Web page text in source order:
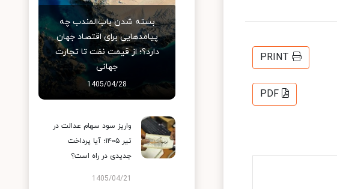
PRINT
PDF
بسته شدن باب‌المندب چه
پیامدهایی برای اقتصاد جهان
دارد؟؛ از قیمت نفت تا تجارت
جهانی
1405/04/28
واریز سود سهام عدالت در
تیر ۱۴۰۵؛ آیا پرداخت
جدیدی در راه است؟
1405/04/21